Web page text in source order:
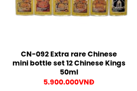
CN-092 Extra rare Chinese
mini bottle set 12 Chinese Kings
50ml
5.900.000VNĐ